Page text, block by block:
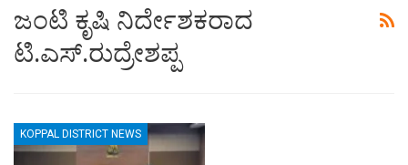
ಜಂಟಿ ಕೃಷಿ ನಿರ್ದೇಶಕರಾದ
ಟಿ.ಎಸ್.ರುದ್ರೇಶಪ್ಪ
KOPPAL DISTRICT NEWS